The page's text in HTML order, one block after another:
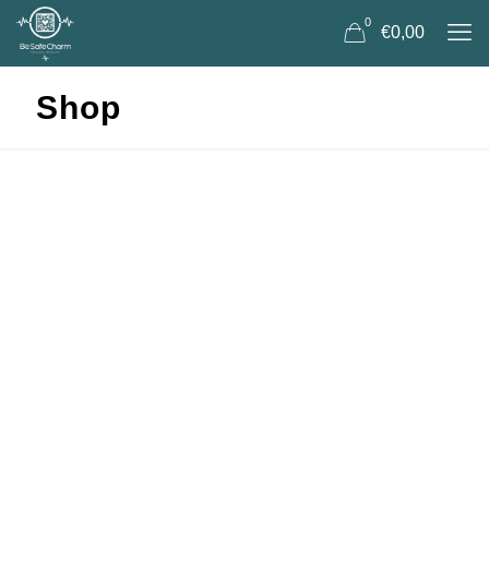
0
€0,00
Shop